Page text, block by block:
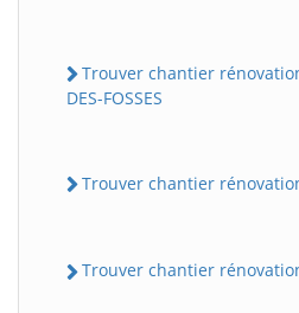
Trouver chantier
DES-FOSSES
Trouver chantier rénovation
Trouver chantier rénovation